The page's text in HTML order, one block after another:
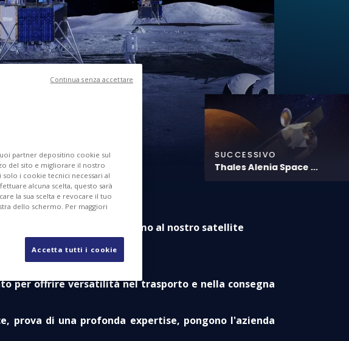
SUCCESSIVO
Thales Alenia Space ...
un accesso autonomo al nostro satellite
europeo alla Luna
per offrire versatilità nel trasporto e nella consegna
prova di una profonda expertise, pongono l'azienda
partner depositino cookie sul
del sito e migliorare il nostro
i cookie tecnici necessari al
alcuna scelta, questo sarà
la sua scelta e revocare il tuo
dello schermo. Per maggiori
Accetta tutti i cookie
Continua senza accettare